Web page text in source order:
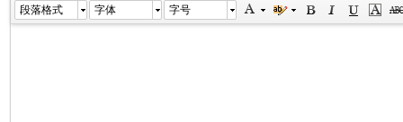
段落格式 字体 字号